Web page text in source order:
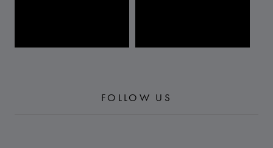
FOLLOW US